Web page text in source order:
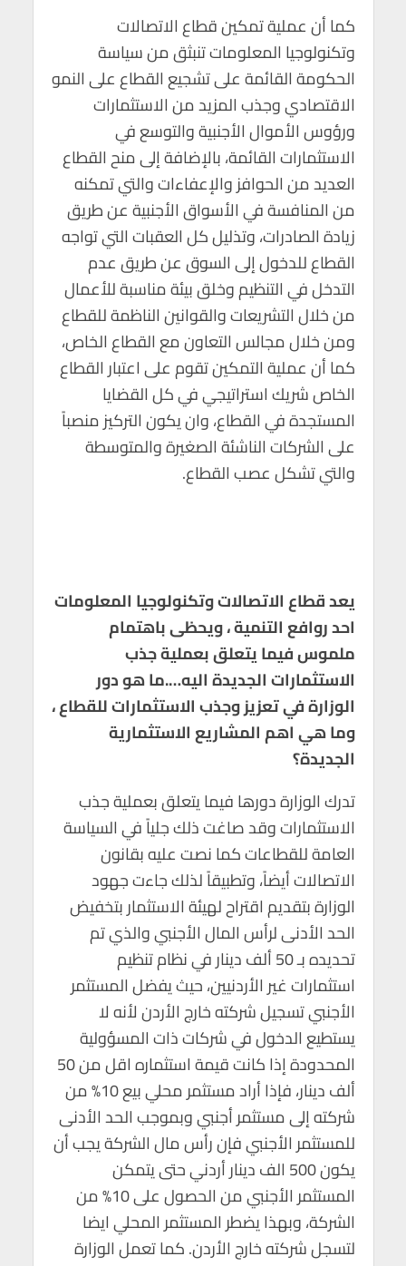
كما أن عملية تمكين قطاع الاتصالات
وتكنولوجيا المعلومات تنبثق من سياسة
الحكومة القائمة على تشجيع القطاع على النمو
الاقتصادي وجذب المزيد من الاستثمارات
ورؤوس الأموال الأجنبية والتوسع في
الاستثمارات القائمة، بالإضافة إلى منح القطاع
العديد من الحوافز والإعفاءات والتي تمكنه
من المنافسة في الأسواق الأجنبية عن طريق
زيادة الصادرات، وتذليل كل العقبات التي تواجه
القطاع للدخول إلى السوق عن طريق عدم
التدخل في التنظيم وخلق بيئة مناسبة للأعمال
من خلال التشريعات والقوانين الناظمة للقطاع
ومن خلال مجالس التعاون مع القطاع الخاص،
كما أن عملية التمكين تقوم على اعتبار القطاع
الخاص شريك استراتيجي في كل القضايا
المستجدة في القطاع، وان يكون التركيز منصباً
على الشركات الناشئة الصغيرة والمتوسطة
والتي تشكل عصب القطاع.
يعد قطاع الاتصالات وتكنولوجيا المعلومات
احد روافع التنمية ، ويحظى باهتمام
ملموس فيما يتعلق بعملية جذب
الاستثمارات الجديدة اليه….ما هو دور
الوزارة في تعزيز وجذب الاستثمارات للقطاع ،
وما هي اهم المشاريع الاستثمارية
الجديدة؟
تدرك الوزارة دورها فيما يتعلق بعملية جذب
الاستثمارات وقد صاغت ذلك جلياً في السياسة
العامة للقطاعات كما نصت عليه بقانون
الاتصالات أيضاً، وتطبيقاً لذلك جاءت جهود
الوزارة بتقديم اقتراح لهيئة الاستثمار بتخفيض
الحد الأدنى لرأس المال الأجنبي والذي تم
تحديده بـ 50 ألف دينار في نظام تنظيم
استثمارات غير الأردنيين، حيث يفضل المستثمر
الأجنبي تسجيل شركته خارج الأردن لأنه لا
يستطيع الدخول في شركات ذات المسؤولية
المحدودة إذا كانت قيمة استثماره اقل من 50
ألف دينار، فإذا أراد مستثمر محلي بيع 10% من
شركته إلى مستثمر أجنبي وبموجب الحد الأدنى
للمستثمر الأجنبي فإن رأس مال الشركة يجب أن
يكون 500 الف دينار أردني حتى يتمكن
المستثمر الأجنبي من الحصول على 10% من
الشركة، وبهذا يضطر المستثمر المحلي ايضا
لتسجل شركته خارج الأردن. كما تعمل الوزارة